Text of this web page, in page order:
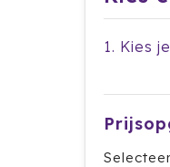
1. Kies